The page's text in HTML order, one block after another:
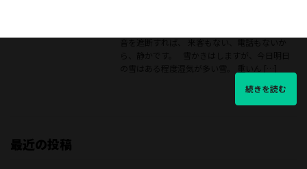
続きを読む
最近の投稿